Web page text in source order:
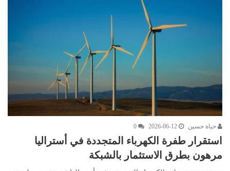
حياة حسين 2026-06-12
0
استقرار طفرة الكهرباء المتجددة في أستراليا
مرهون بطرق الاستثمار بالشبكة